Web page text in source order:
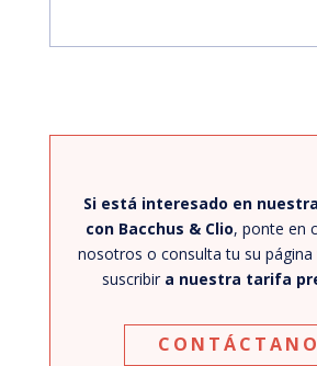
Si está interesado en
con Bacchus & Clio, ponte en
nosotros o consulta tu su página
suscribir a nuestra tarifa